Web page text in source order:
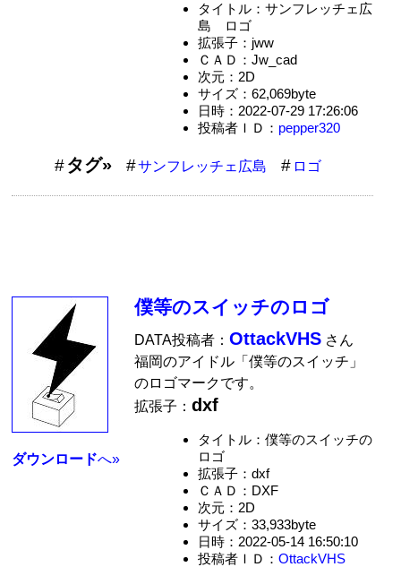
タイトル：サンフレッチェ広
島 ロゴ
拡張子：jww
ＣＡＤ：Jw_cad
次元：2D
サイズ：62,069byte
日時：2022-07-29 17:26:06
投稿者ＩＤ： pepper320
タグ» サンフレッチェ広島 ロゴ
ダウンロードへ»
僕等のスイッチのロゴ
DATA投稿者：OttackVHS さん
福岡のアイドル「僕等のスイッチ」
のロゴマークです。
拡張子：dxf
タイトル：僕等のスイッチの
ロゴ
拡張子：dxf
ＣＡＤ：DXF
次元：2D
サイズ：33,933byte
日時：2022-05-14 16:50:10
投稿者ＩＤ： OttackVHS